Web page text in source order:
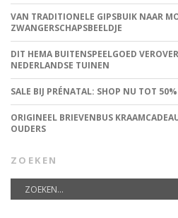
VAN TRADITIONELE GIPSBUIK NAAR
ZWANGERSCHAPSBEELDJE
DIT HEMA BUITENSPEELGOED
NEDERLANDSE TUINEN
SALE BIJ PRÉNATAL: SHOP NU TOT
ORIGINEEL BRIEVENBUS
OUDERS
ZOEKEN